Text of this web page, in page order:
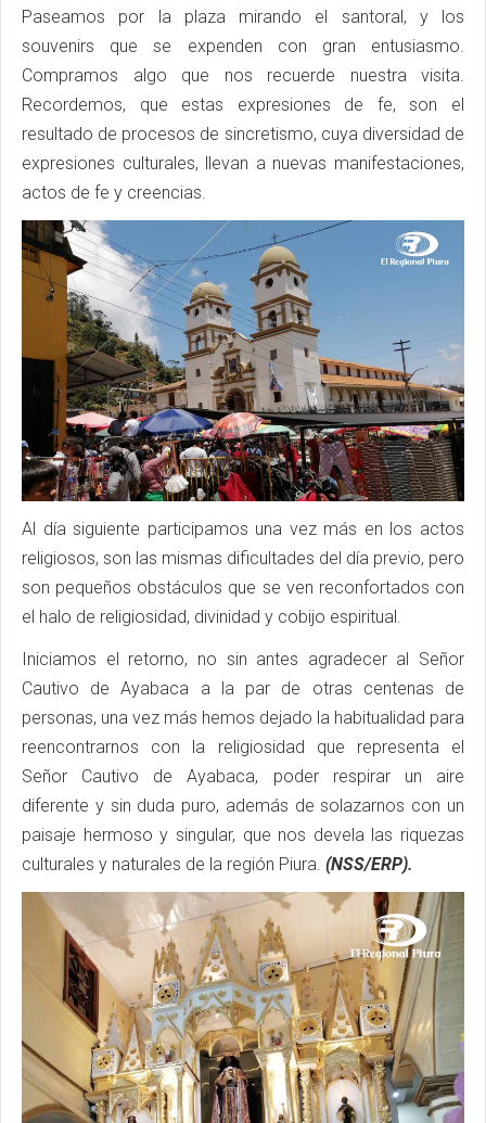
Paseamos por la plaza mirando el santoral, y los
souvenirs que se expenden con gran entusiasmo.
Compramos algo que nos recuerde nuestra visita.
Recordemos, que estas expresiones de fe, son el
resultado de procesos de sincretismo, cuya diversidad de
expresiones culturales, llevan a nuevas manifestaciones,
actos de fe y creencias.
Al día siguiente participamos una vez más en los actos
religiosos, son las mismas dificultades del día previo, pero
son pequeños obstáculos que se ven reconfortados con
el halo de religiosidad, divinidad y cobijo espiritual.
Iniciamos el retorno, no sin antes agradecer al Señor
Cautivo de Ayabaca a la par de otras centenas de
personas, una vez más hemos dejado la habitualidad para
reencontrarnos con la religiosidad que representa el
Señor Cautivo de Ayabaca, poder respirar un aire
diferente y sin duda puro, además de solazarnos con un
paisaje hermoso y singular, que nos devela las riquezas
culturales y naturales de la región Piura. (NSS/ERP).